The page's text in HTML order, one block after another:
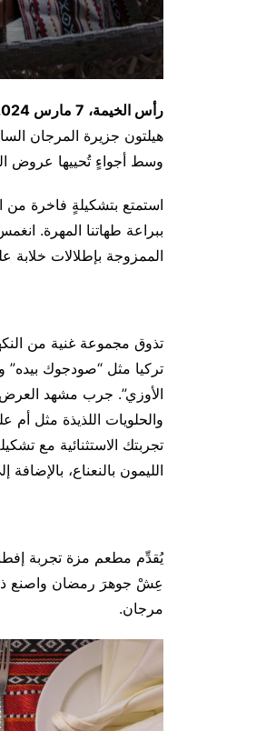
رأس الخيمة، 7 مارس 2024:
هيلتون جزيرة المرجان
وسط أجواءٍ تُحييها عروض
استمتع بتشكيلةٍ فاخرة من
ببراعة طهاتنا المهرة.
الممزوجة بإطلالات خلابة
تذوق مجموعة غنية من
تركيا مثل “صودجوك بيده”
الأوزي”. جرب مشهد
والحلويات اللذيذة مثل
تجربتك الاستثنائية مع
الليمون بالنعناع، بالإضافة
يُقدِّم مطعم مزة تجربة
عِشْ جوهرَ رمضان واصنع
مرجان.